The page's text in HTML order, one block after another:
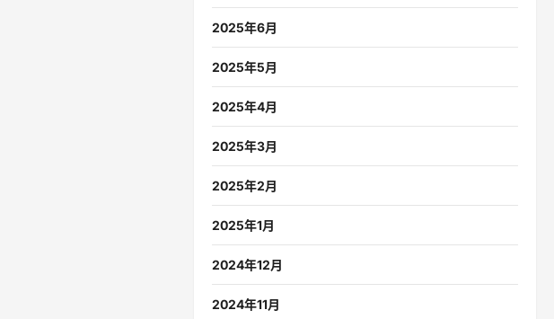
2025年6月
2025年5月
2025年4月
2025年3月
2025年2月
2025年1月
2024年12月
2024年11月